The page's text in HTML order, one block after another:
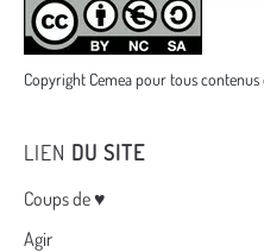
Copyright Cemea pour tous contenus
LIEN DU SITE
Menu
Coups de ♥
Agir